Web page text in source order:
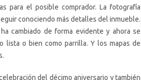
para el posible comprador. La fotografía
conociendo más detalles del inmueble.
cambiado de forma evidente y ahora se
lista o bien como parrilla. Y los mapas de
del décimo aniversario y también